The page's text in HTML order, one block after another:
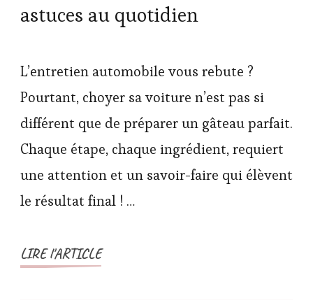
astuces au quotidien
L’entretien automobile vous rebute ?
Pourtant, choyer sa voiture n’est pas si
différent que de préparer un gâteau parfait.
Chaque étape, chaque ingrédient, requiert
une attention et un savoir-faire qui élèvent
le résultat final ! …
LIRE l'ARTICLE